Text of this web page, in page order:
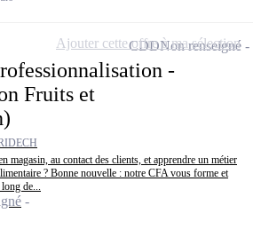
-
Fruits et
magasin, au contact des clients, et apprendre un métier
? Bonne nouvelle : notre CFA vous forme et
de...
CDDNon renseigné
Ajouter cette offre à ma sélection